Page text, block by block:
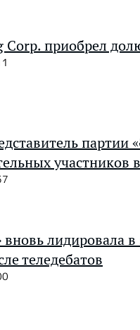
Corp. приобрел
партии
участников
вновь лидировала
теледебатов